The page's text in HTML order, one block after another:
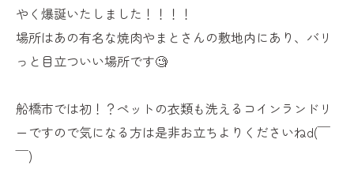
やく爆誕いたしました！！！！
場所はあの有名な焼肉やまとさんの敷地内にあり、バリ
っと目立ついい場所です🧐
船橋市では初！？ペットの衣類も洗えるコインランドリ
ーですので気になる方は是非お立ちよりくださいねd(￣
￣)